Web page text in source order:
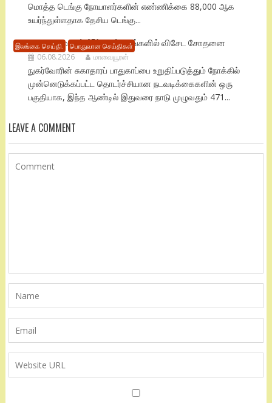
மொத்த டெங்கு நோயாளர்களின் எண்ணிக்கை 88,000 ஆக
உயர்ந்துள்ளதாக தேசிய டெங்கு...
இலங்கை செய்தி. பொதுவான செய்திகள்
நாடு முழுவதும் 471 மருந்தகங்களில் விசேட சோதனை
06.08.2026 மாவையூரன்
நுகர்வோரின் சுகாதாரப் பாதுகாப்பை உறுதிப்படுத்தும் நோக்கில்
முன்னெடுக்கப்பட்ட தொடர்ச்சியான நடவடிக்கைகளின் ஒரு
பகுதியாக, இந்த ஆண்டில் இதுவரை நாடு முழுவதும் 471...
LEAVE A COMMENT